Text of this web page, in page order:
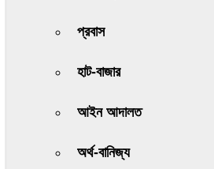
প্রবাস
হাট-বাজার
আইন আদালত
অর্থ-বানিজ্য